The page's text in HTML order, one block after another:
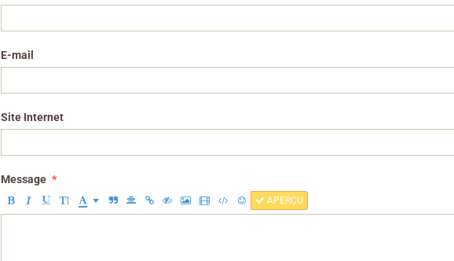
E-mail
Site Internet
Message
APERÇU